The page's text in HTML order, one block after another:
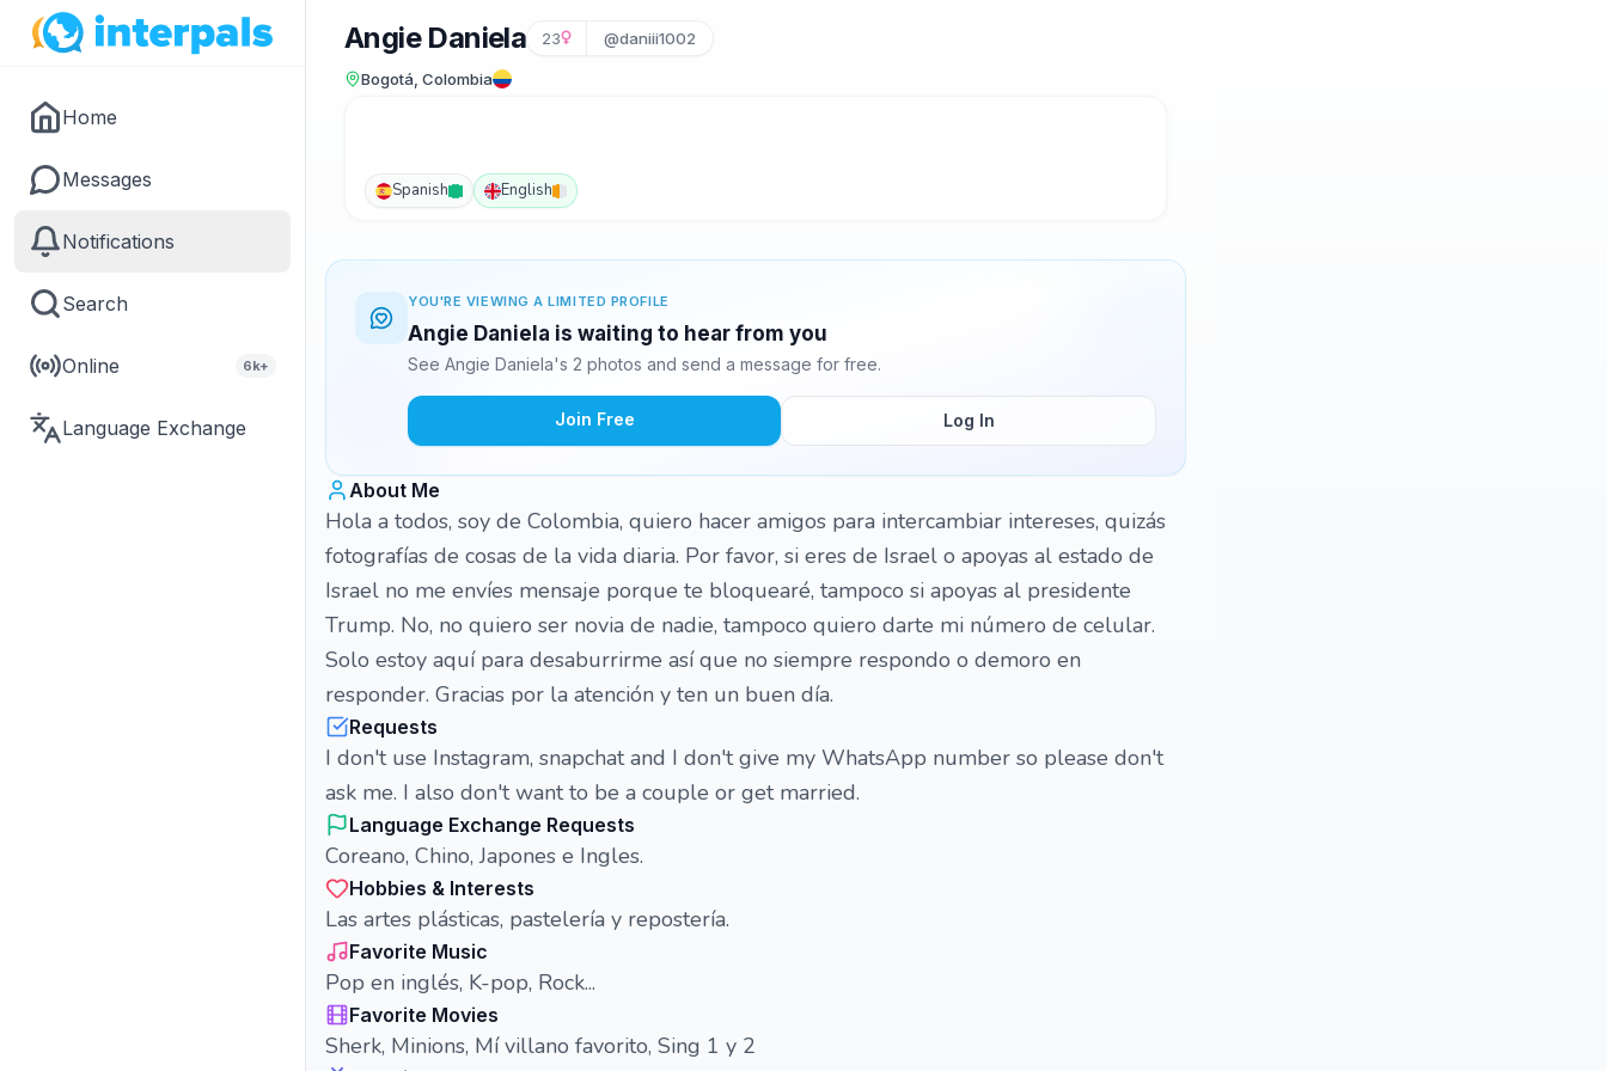
Home
Messages
Notifications
Search
Online 6k+
Language Exchange
Angie Daniela 23 @daniii1002
Bogotá, Colombia
Spanish English
YOU'RE VIEWING A LIMITED PROFILE
Angie Daniela is waiting to hear from you
See Angie Daniela's 2 photos and send a message for free.
Join Free Log In
About Me
Hola a todos, soy de Colombia, quiero hacer amigos para intercambiar intereses, quizás
fotografías de cosas de la vida diaria. Por favor, si eres de Israel o apoyas al estado de
Israel no me envíes mensaje porque te bloquearé, tampoco si apoyas al presidente
Trump. No, no quiero ser novia de nadie, tampoco quiero darte mi número de celular.
Solo estoy aquí para desaburrirme así que no siempre respondo o demoro en
responder. Gracias por la atención y ten un buen día.
Requests
I don't use Instagram, snapchat and I don't give my WhatsApp number so please don't
ask me. I also don't want to be a couple or get married.
Language Exchange Requests
Coreano, Chino, Japones e Ingles.
Hobbies & Interests
Las artes plásticas, pastelería y repostería.
Favorite Music
Pop en inglés, K-pop, Rock...
Favorite Movies
Sherk, Minions, Mí villano favorito, Sing 1 y 2